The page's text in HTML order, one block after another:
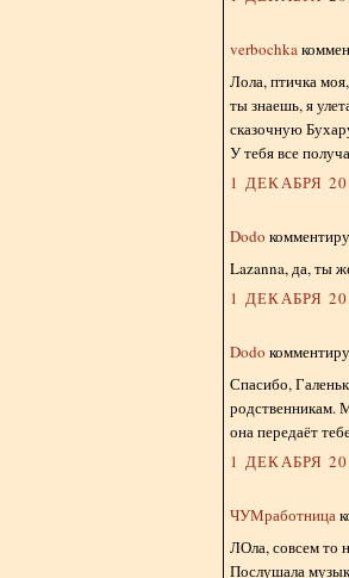
verbochka
Лола, птичка
ты знаешь, я
сказочную
У тебя все
1 ДЕКАБРЯ
Dodo
Lazanna, да, ты
1 ДЕКАБРЯ
Dodo
Спасибо,
родственникам.
она передаёт
1 ДЕКАБРЯ
ЧУМработница
ЛОла, совсем то
Послушала